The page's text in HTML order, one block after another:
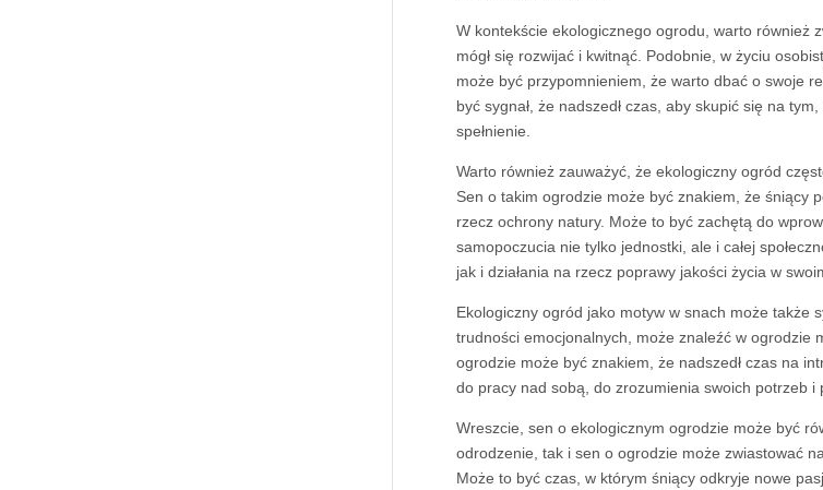
W kontekście ekologicznego ogrodu, warto również
mógł się rozwijać i kwitnąć. Podobnie, w życiu
może być przypomnieniem, że warto dbać o swoje
być sygnał, że nadszedł czas, aby skupić się na
spełnienie.
Warto również zauważyć, że ekologiczny ogród
Sen o takim ogrodzie może być znakiem, że śniący
rzecz ochrony natury. Może to być zachętą do
samopoczucia nie tylko jednostki, ale i całej
jak i działania na rzecz poprawy jakości życia w
Ekologiczny ogród jako motyw w snach może także
trudności emocjonalnych, może znaleźć w ogrodzie
ogrodzie może być znakiem, że nadszedł czas na
do pracy nad sobą, do zrozumienia swoich potrzeb i
Wreszcie, sen o ekologicznym ogrodzie może być
odrodzenie, tak i sen o ogrodzie może zwiastować
Może to być czas, w którym śniący odkryje nowe